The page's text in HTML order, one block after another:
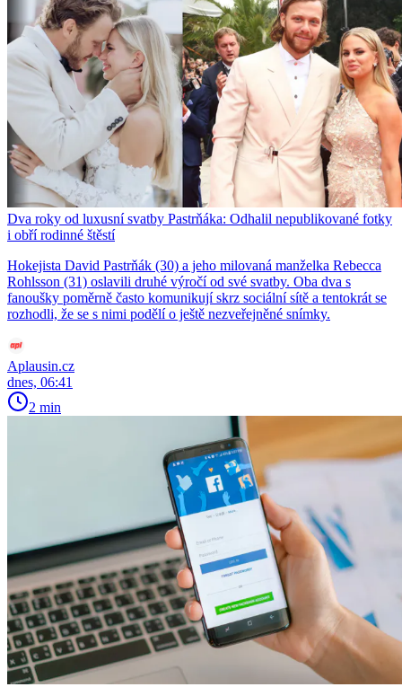
Dva roky od luxusní svatby Pastrňáka: Odhalil nepublikované fotky
i obří rodinné štěstí
Hokejista David Pastrňák (30) a jeho milovaná manželka Rebecca
Rohlsson (31) oslavili druhé výročí od své svatby. Oba dva s
fanoušky poměrně často komunikují skrz sociální sítě a tentokrát se
rozhodli, že se s nimi podělí o ještě nezveřejněné snímky.
Aplausin.cz
dnes, 06:41
2 min